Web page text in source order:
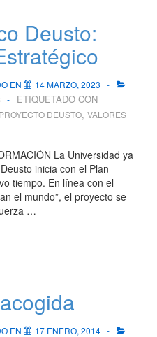
Deusto:
EN
14 MARZO, 2023
ETIQUETADO CON
PROYECTO DEUSTO, VALORES
La Universidad ya
inicia con el Plan
tiempo. En línea con el
el mundo”, el proyecto se
…
EN
17 ENERO, 2014